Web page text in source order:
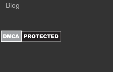
Blog